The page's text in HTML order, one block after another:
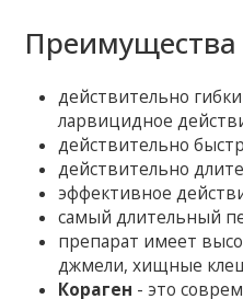
Преимущества
действительно
ларвицидное
действительно
действительно
эффективное
самый длительный
препарат имеет
джмели, хищные
Кораген - это